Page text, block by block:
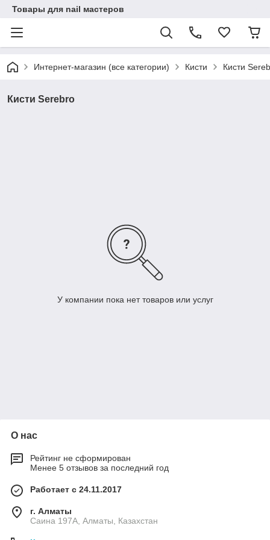
Товары для nail мастеров
Интернет-магазин (все категории) Кисти Кисти
Кисти Serebro
У компании пока нет товаров или услуг
О нас
Рейтинг не сформирован
Менее 5 отзывов за последний год
Работает с 24.11.2017
г. Алматы
Саина 197А, Алматы, Казахстан